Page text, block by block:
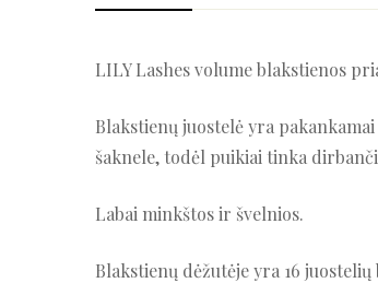
LILY Lashes volume blakstienos
Blakstienų juostelė yra
šaknele, todėl puikiai tinka
Labai minkštos ir švelnios.
Blakstienų dėžutėje yra 16